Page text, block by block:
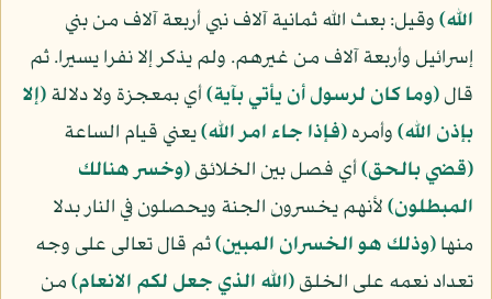
الله)وقيل: بعث الله ثمانية آلاف نبي أربعة آلاف من بني
إسرائيل وأربعة آلاف من غيرهم. ولم يذكر إلا نفرا يسيرا. ثم
قال(وما كان لرسول أن يأتي بآية)أي بمعجزة ولا دلالة(إلا
بإذن الله)وأمره(فإذا جاء امر الله)يعني قيام الساعة
(قضي بالحق)أي فصل بين الخلائق(وخسر هنالك
المبطلون)لأنهم يخسرون الجنة ويحصلون في النار بدلا
منها(وذلك هو الخسران المبين)ثم قال تعالى على وجه
تعداد نعمه على الخلق(الله الذي جعل لكم الانعام)من